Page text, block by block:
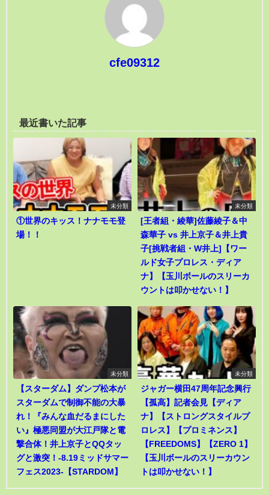
cfe09312
最近書いた記事
未分類
①世界のキッス！ナナモモ登
場！！
未分類
[王者組・綾華]佐藤綾子＆中
森華子 vs 井上京子＆井上貴
子[挑戦者組・W井上]【ワー
ルド女子プロレス・ディア
ナ】【玉川ボールのスリーカ
ウントは叩かせない！】
未分類
【スターダム】ダンプ松本が
スターダムで制御不能の大暴
れ！『みんな血だるまにした
い』極悪同盟が大江戸隊と電
撃合体！井上京子とQQタッ
グと激突！-8.19ミッドサマー
フェス2023-【STARDOM】
未分類
ジャガー横田47周年記念興行
【孤高】記者会見【ディア
ナ】【ストロングスタイルプ
ロレス】【プロミネンス】
【FREEDOMS】【ZERO 1】
【玉川ボールのスリーカウン
トは叩かせない！】